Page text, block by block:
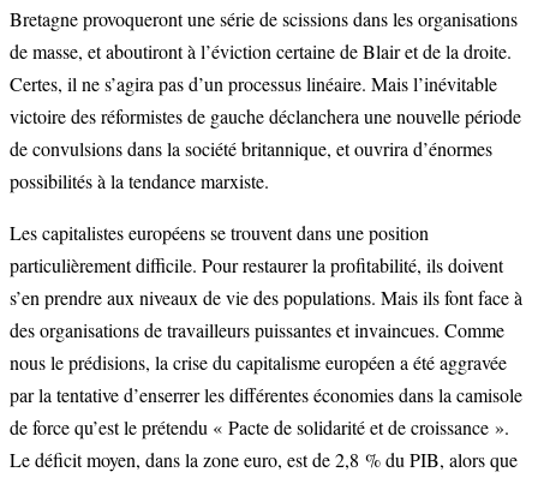
Bretagne provoqueront une série de scissions dans les organisations
de masse, et aboutiront à l’éviction certaine de Blair et de la droite.
Certes, il ne s’agira pas d’un processus linéaire. Mais l’inévitable
victoire des réformistes de gauche déclanchera une nouvelle période
de convulsions dans la société britannique, et ouvrira d’énormes
possibilités à la tendance marxiste.
Les capitalistes européens se trouvent dans une position
particulièrement difficile. Pour restaurer la profitabilité, ils doivent
s’en prendre aux niveaux de vie des populations. Mais ils font face à
des organisations de travailleurs puissantes et invaincues. Comme
nous le prédisions, la crise du capitalisme européen a été aggravée
par la tentative d’enserrer les différentes économies dans la camisole
de force qu’est le prétendu « Pacte de solidarité et de croissance ».
Le déficit moyen, dans la zone euro, est de 2,8 % du PIB, alors que